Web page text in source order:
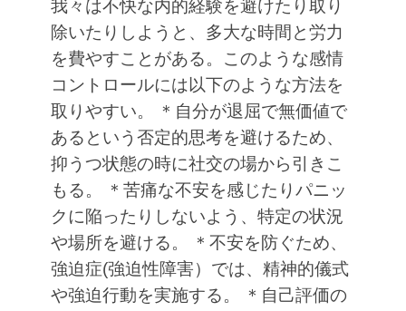
我々は不快な内的経験を避けたり取り
除いたりしようと、多大な時間と労力
を費やすことがある。このような感情
コントロールには以下のような方法を
取りやすい。
＊自分が退屈で無価値で
あるという否定的思考を避けるため、
抑うつ状態の時に社交の場から引きこ
もる。
＊苦痛な不安を感じたりパニッ
クに陥ったりしないよう、特定の状況
や場所を避ける。
＊不安を防ぐため、
強迫症(強迫性障害）では、精神的儀式
や強迫行動を実施する。
＊自己評価の